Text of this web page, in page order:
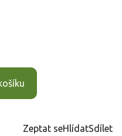
Zeptat seHlídatSdílet